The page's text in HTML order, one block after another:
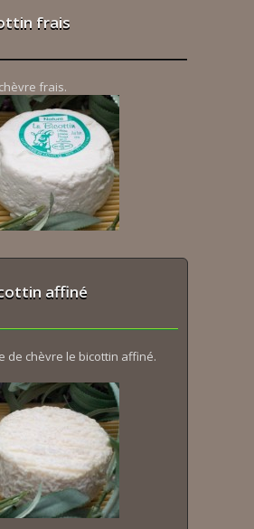
frais
frais.
affiné
de chèvre le bicottin affiné.